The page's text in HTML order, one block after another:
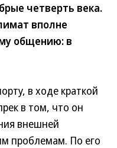
четверть века.
вполне
общению: в
в ходе краткой
в том, что он
внешней
проблемам. По его